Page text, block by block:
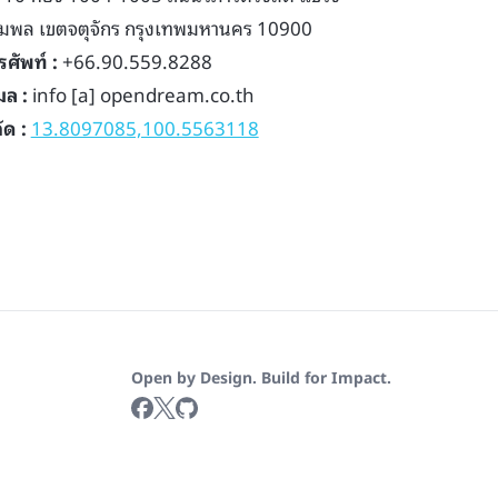
พล เขตจตุจักร กรุงเทพมหานคร 10900
ศัพท์ : +66.90.559.8288
ล : info [a] opendream.co.th
: 13.8097085,100.5563118
Open by Design. Build for Impact.